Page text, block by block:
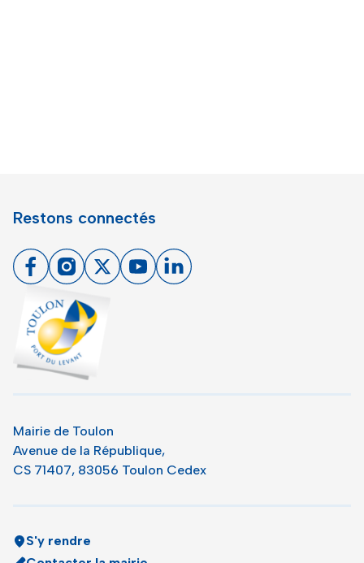
Restons connectés
FacebookInstagram
X YoutubeLinkedin
Mairie de Toulon
Avenue de la République,
CS 71407, 83056 Toulon Cedex
S'y rendre